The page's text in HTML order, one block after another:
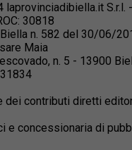
S.r.l. -
30818
Biella n. 582 del 30/06/
Maia
n. 5 - 13900
dei contributi diretti
e concessionaria di